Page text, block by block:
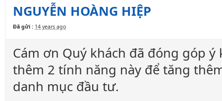
NGUYỄN HOÀNG HIỆP
Đã gửi : 14 years ago
Cám ơn Quý khách đã đóng góp
thêm 2 tính năng này để tăng
danh mục đầu tư.